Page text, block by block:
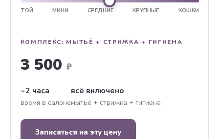
ТОЙ МИНИ СРЕДНИЕ КРУПНЫЕ КОШКИ
КОМПЛЕКС: МЫТЬЁ + СТРИЖКА + ГИГИЕНА
3 500 ₽
~2 часа
время в салоне
всё включено
мытьё + стрижка + гигиена
Записаться на эту цену